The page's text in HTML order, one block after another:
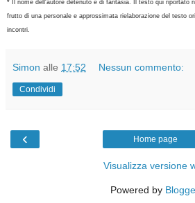
* Il nome dell'autore detenuto è di fantasia. Il testo qui riportato
frutto di una personale e approssimata rielaborazione del testo
incontri.
Simon alle 17:52 Nessun commento:
Condividi
‹ Home page
Visualizza versione
Powered by